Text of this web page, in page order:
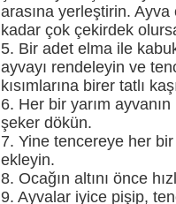
arasına yerleştirin.
kadar çok çekirdek
5. Bir adet elma ile
ayvayı rendeleyin ve
kısımlarına birer tatlı
6. Her bir yarım
şeker dökün.
7. Yine tencereye her
ekleyin.
8. Ocağın altını önce
9. Ayvalar iyice pişip,